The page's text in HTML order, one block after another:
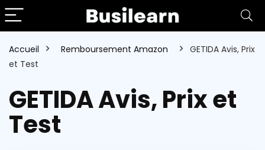
Accueil Remboursement Amazon
GETIDA Avis, Prix
et Test
GETIDA Avis, Prix et
Test